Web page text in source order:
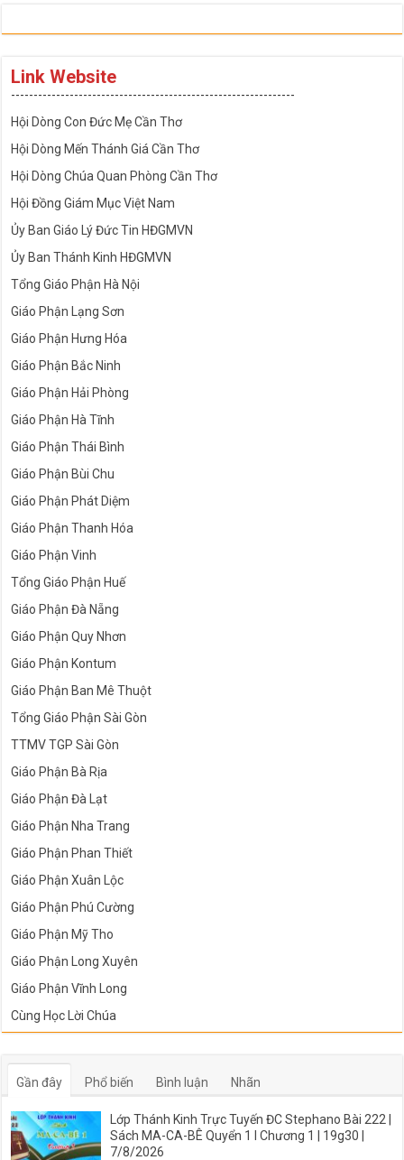
Link Website
---------------------------------------------------------------
Hội Dòng Con Đức Mẹ Cần Thơ
Hội Dòng Mến Thánh Giá Cần Thơ
Hội Dòng Chúa Quan Phòng Cần Thơ
Hội Đồng Giám Mục Việt Nam
Ủy Ban Giáo Lý Đức Tin HĐGMVN
Ủy Ban Thánh Kinh HĐGMVN
Tổng Giáo Phận Hà Nội
Giáo Phận Lạng Sơn
Giáo Phận Hưng Hóa
Giáo Phận Bắc Ninh
Giáo Phận Hải Phòng
Giáo Phận Hà Tĩnh
Giáo Phận Thái Bình
Giáo Phận Bùi Chu
Giáo Phận Phát Diệm
Giáo Phận Thanh Hóa
Giáo Phận Vinh
Tổng Giáo Phận Huế
Giáo Phận Đà Nẵng
Giáo Phận Quy Nhơn
Giáo Phận Kontum
Giáo Phận Ban Mê Thuột
Tổng Giáo Phận Sài Gòn
TTMV TGP Sài Gòn
Giáo Phận Bà Rịa
Giáo Phận Đà Lạt
Giáo Phận Nha Trang
Giáo Phận Phan Thiết
Giáo Phận Xuân Lộc
Giáo Phận Phú Cường
Giáo Phận Mỹ Tho
Giáo Phận Long Xuyên
Giáo Phận Vĩnh Long
Cùng Học Lời Chúa
Gần đây Phổ biến Bình luận Nhãn
Lớp Thánh Kinh Trực Tuyến ĐC Stephano Bài 222 |
Sách MA-CA-BÊ Quyển 1 I Chương 1 | 19g30 |
7/8/2026